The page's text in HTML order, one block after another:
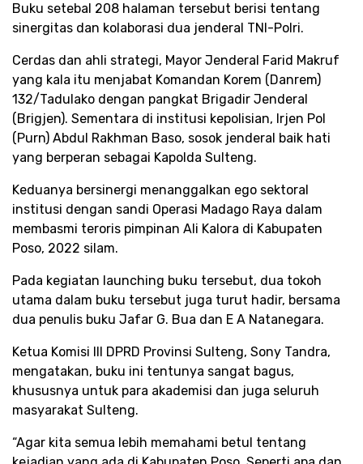
Buku setebal 208 halaman tersebut berisi tentang
sinergitas dan kolaborasi dua jenderal TNI-Polri.
Cerdas dan ahli strategi, Mayor Jenderal Farid Makruf
yang kala itu menjabat Komandan Korem (Danrem)
132/Tadulako dengan pangkat Brigadir Jenderal
(Brigjen). Sementara di institusi kepolisian, Irjen Pol
(Purn) Abdul Rakhman Baso, sosok jenderal baik hati
yang berperan sebagai Kapolda Sulteng.
Keduanya bersinergi menanggalkan ego sektoral
institusi dengan sandi Operasi Madago Raya dalam
membasmi teroris pimpinan Ali Kalora di Kabupaten
Poso, 2022 silam.
Pada kegiatan launching buku tersebut, dua tokoh
utama dalam buku tersebut juga turut hadir, bersama
dua penulis buku Jafar G. Bua dan E A Natanegara.
Ketua Komisi III DPRD Provinsi Sulteng, Sony Tandra,
mengatakan, buku ini tentunya sangat bagus,
khususnya untuk para akademisi dan juga seluruh
masyarakat Sulteng.
“Agar kita semua lebih memahami betul tentang